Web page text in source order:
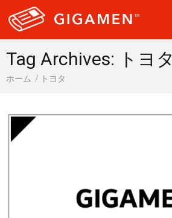
レジャー
ヘルス・健康
スタイル
Tag Archives: トヨタ
ホーム トヨタ